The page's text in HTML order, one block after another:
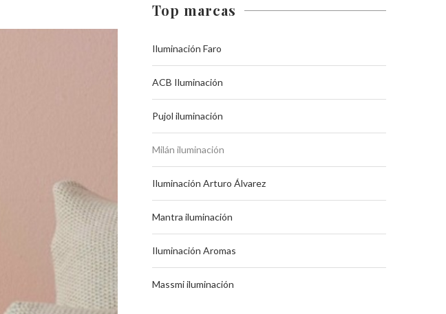
Top marcas
Iluminación Faro
ACB Iluminación
Pujol iluminación
Milán iluminación
Iluminación Arturo Álvarez
Mantra iluminación
Iluminación Aromas
Massmi iluminación